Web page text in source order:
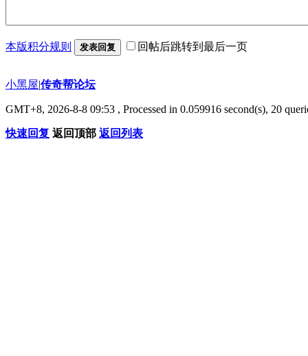
本版积分规则 发表回复 回帖后跳转到最后一页
小黑屋|传奇帮论坛
GMT+8, 2026-8-8 09:53 , Processed in 0.059916 second(s), 20
快速回复 返回顶部 返回列表